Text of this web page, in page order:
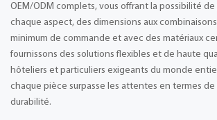
OEM/ODM complets, vous offrant la possibilité
chaque aspect, des dimensions aux
minimum de commande et avec des matériaux
fournissons des solutions flexibles et de haute
hôteliers et particuliers exigeants du monde
chaque pièce surpasse les attentes en termes
durabilité.